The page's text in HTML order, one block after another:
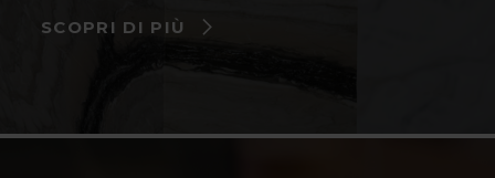
SCOPRI DI PIÙ